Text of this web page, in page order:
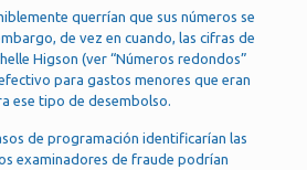
querrían que sus números se
de vez en cuando, las cifras de
Higson (ver “Números redondos”
para gastos menores que eran
ese tipo de desembolso.
de programación identificarían las
examinadores de fraude podrían